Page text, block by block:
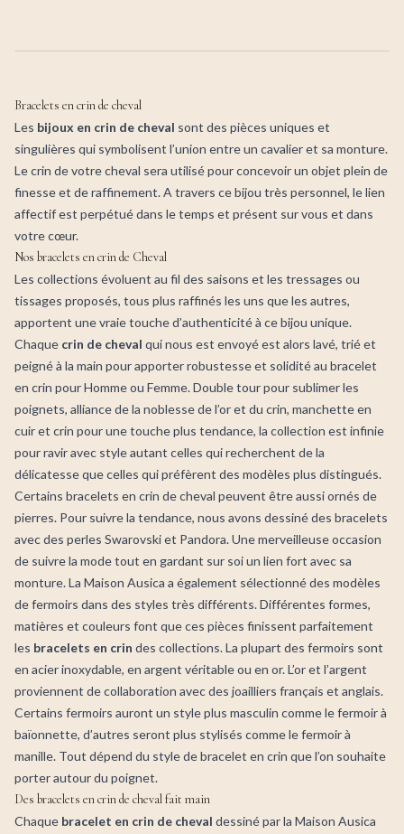
Bracelets en crin de cheval
Les bijoux en crin de cheval sont des pièces uniques et
singulières qui symbolisent l’union entre un cavalier et sa monture.
Le crin de votre cheval sera utilisé pour concevoir un objet plein de
finesse et de raffinement. A travers ce bijou très personnel, le lien
affectif est perpétué dans le temps et présent sur vous et dans
votre cœur.
Nos bracelets en crin de Cheval
Les collections évoluent au fil des saisons et les tressages ou
tissages proposés, tous plus raffinés les uns que les autres,
apportent une vraie touche d’authenticité à ce bijou unique.
Chaque crin de cheval qui nous est envoyé est alors lavé, trié et
peigné à la main pour apporter robustesse et solidité au bracelet
en crin pour Homme ou Femme. Double tour pour sublimer les
poignets, alliance de la noblesse de l’or et du crin, manchette en
cuir et crin pour une touche plus tendance, la collection est infinie
pour ravir avec style autant celles qui recherchent de la
délicatesse que celles qui préfèrent des modèles plus distingués.
Certains bracelets en crin de cheval peuvent être aussi ornés de
pierres. Pour suivre la tendance, nous avons dessiné des bracelets
avec des perles Swarovski et Pandora. Une merveilleuse occasion
de suivre la mode tout en gardant sur soi un lien fort avec sa
monture. La Maison Ausica a également sélectionné des modèles
de fermoirs dans des styles très différents. Différentes formes,
matières et couleurs font que ces pièces finissent parfaitement
les bracelets en crin des collections. La plupart des fermoirs sont
en acier inoxydable, en argent véritable ou en or. L’or et l’argent
proviennent de collaboration avec des joailliers français et anglais.
Certains fermoirs auront un style plus masculin comme le fermoir à
baïonnette, d’autres seront plus stylisés comme le fermoir à
manille. Tout dépend du style de bracelet en crin que l’on souhaite
porter autour du poignet.
Des bracelets en crin de cheval fait main
Chaque bracelet en crin de cheval dessiné par la Maison Ausica